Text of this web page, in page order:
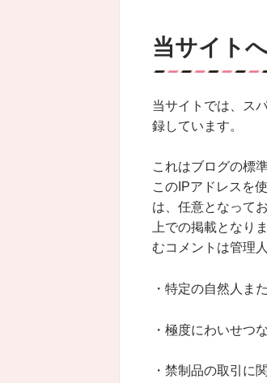
当サイト
当サイトでは、ス
録しています。
これはブログの標
このIPアドレスを
は、任意となって
上での掲載となり
むコメントは管理
・特定の自然人ま
・極度にわいせつ
・禁制品の取引に